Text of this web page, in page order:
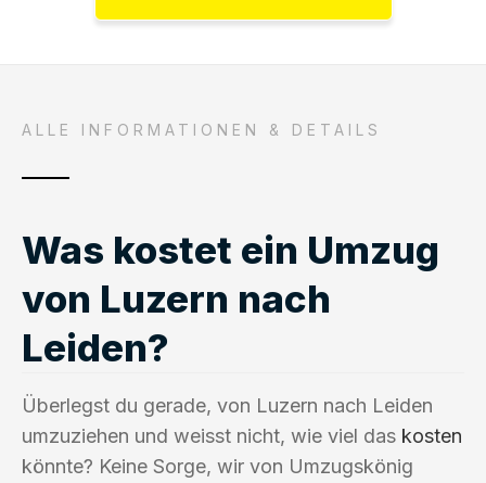
ALLE INFORMATIONEN & DETAILS
Was kostet ein Umzug
von Luzern nach
Leiden?
Überlegst du gerade, von Luzern nach Leiden
umzuziehen und weisst nicht, wie viel das kosten
könnte? Keine Sorge, wir von Umzugskönig